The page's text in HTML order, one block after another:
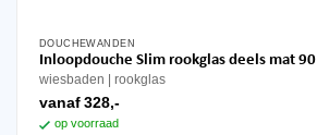
DOUCHEWANDEN
Inloopdouche Slim rookglas deels mat 90
wiesbaden rookglas
vanaf 328,-
op voorraad
Dit
product